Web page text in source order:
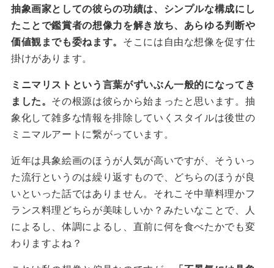
抽象画家としての彼らの功績は、シンプルな構成にし
たことで鑑賞者の想像力を解き放ち、あらゆる判断や
価値観までも委ねます。 そこには自由な想像を促す仕
掛けがあります。
ミニマリストという言葉がずいぶん一般的になってき
ました。 その根源は彼らから始まったと思います。抽
象化して雑多な情報を排除していくスタイルは後世の
ミニマルアートに繋がっています。
近年は具象絵画のほうが人気が高いですが、そういっ
た流行というのは繰り返すもので、どちらのほうが良
いといった話ではありません。それこそ中華料理かフ
ランス料理どちらが美味しいか？みたいなことで、人
によるし、体調によるし、直前に何を食べたかでも変
わりますよね？